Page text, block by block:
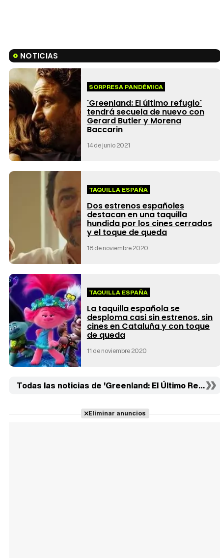
NOTICIAS
SORPRESA PANDÉMICA
'Greenland: El último refugio'
tendrá secuela de nuevo con
Gerard Butler y Morena
Baccarin
14 de junio 2021
TAQUILLA ESPAÑA
Dos estrenos españoles
destacan en una taquilla
hundida por los cines cerrados
y el toque de queda
18 de noviembre 2020
TAQUILLA ESPAÑA
La taquilla española se
desploma casi sin estrenos, sin
cines en Cataluña y con toque
de queda
11 de noviembre 2020
Todas las noticias de 'Greenland: El Último Refugio'
Eliminar anuncios